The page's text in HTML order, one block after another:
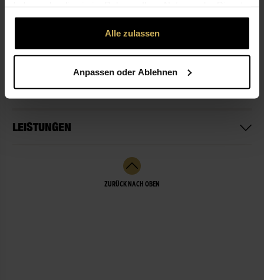
gesammelt haben.
Alle zulassen
Anpassen oder Ablehnen
GaertnereiBuchner@gmx.de
ÖFFNUNGSZEITEN
NICHT LIEFERBEREIT
LEISTUNGEN
ZURÜCK NACH OBEN